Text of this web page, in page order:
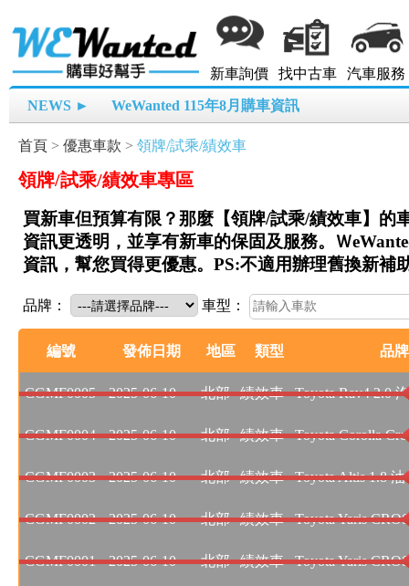
新車詢價 找中古車 汽車服務
NEWS ► WeWanted 115年8月購車資訊
首頁 > 優惠車款 > 領牌/試乘/績效車
領牌/試乘/績效車專區
買新車但預算有限？那麼【領牌/試乘/績效車】的
資訊更透明，並享有新車的保固及服務。Ｗ
資訊，幫您買得更優惠。PS:不適用辦理舊換新補
品牌： 車型：
編號 發佈日期 地區 類型 品
CGMF0005 2025-06-10 北部 績效車 Toyota Rav4 2.0
CGMF0004 2025-06-10 北部 績效車 Toyota Corolla
CGMF0003 2025-06-10 北部 績效車 Toyota Altis 1.8
CGMF0002 2025-06-10 北部 績效車 Toyota Yaris
CGMF0001 2025-06-10 北部 績效車 Toyota Yaris